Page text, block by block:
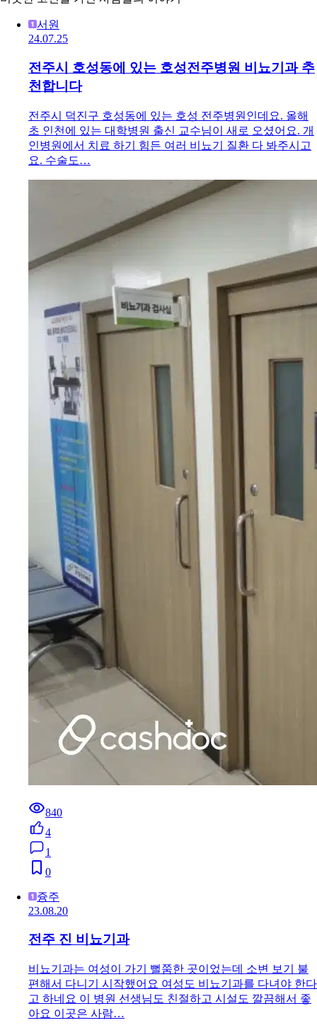
서원
24.07.25
전주시 호성동에 있는 호성전주병원 비뇨기과 추
천합니다
전주시 덕진구 호성동에 있는 호성 전주병원인데요. 올해
초 인천에 있는 대학병원 출신 교수님이 새로 오셨어요. 개
인병원에서 치료 하기 힘든 여러 비뇨기 질환 다 봐주시고
요. 수술도…
840
4
1
0
즁주
23.08.20
전주 진 비뇨기과
비뇨기과는 여성이 가기 뻘쭘한 곳이었는데 소변 보기 불
편해서 다니기 시작했어요 여성도 비뇨기과를 다녀야 한다
고 하네요 이 병원 선생님도 친절하고 시설도 깔끔해서 좋
아요 이곳은 사람…